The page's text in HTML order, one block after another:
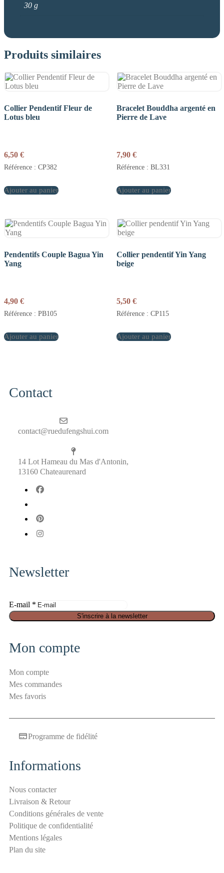
30 g
Produits similaires
Collier Pendentif Fleur de
Lotus bleu
6,50 €
Référence : CP382
Ajouter au panier
Bracelet Bouddha argenté en
Pierre de Lave
7,90 €
Référence : BL331
Ajouter au panier
Pendentifs Couple Bagua Yin
Yang
4,90 €
Référence : PB105
Ajouter au panier
Collier pendentif Yin Yang
beige
5,50 €
Référence : CP115
Ajouter au panier
Contact
contact@ruedufengshui.com
14 Lot Hameau du Mas d'Antonin,
13160 Chateaurenard
Newsletter
E
-
i
S
é
c
é
a
n
t
i
-
s
p
E-mail *
S'inscrire à la newsletter
Mon compte
Mon compte
Mes commandes
Mes favoris
Programme de fidélité
Informations
Nous contacter
Livraison & Retour
Conditions générales de vente
Politique de confidentialité
Mentions légales
Plan du site